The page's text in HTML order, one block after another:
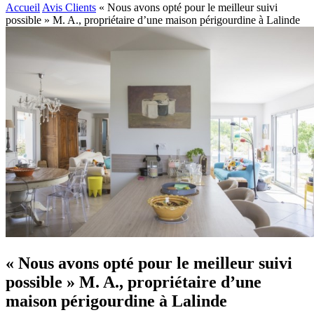
Accueil Avis Clients « Nous avons opté pour le meilleur suivi
possible » M. A., propriétaire d’une maison périgourdine à Lalinde
« Nous avons opté pour le meilleur suivi
possible » M. A., propriétaire d’une
maison périgourdine à Lalinde